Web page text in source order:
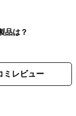
品は？
ミレビュー